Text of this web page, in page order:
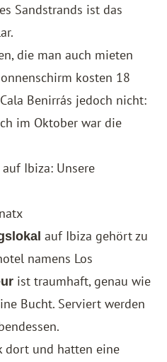
Sandstrands ist das
die man auch mieten
kosten 18
Benirrás jedoch nicht:
im Oktober war die
Ibiza: Unsere
auf Ibiza gehört zu
namens Los
ist traumhaft, genau wie
Bucht. Serviert werden
dort und hatten eine